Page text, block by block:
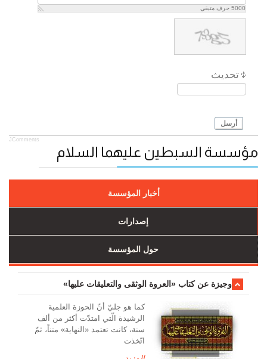
5000 حرف متبقي
تحديث
أرسل
JComments
مؤسسة السبطين عليهما السلام
أخبار المؤسسة
إصدارات
حول المؤسسة
وجیزة عن کتاب «العروة الوثقی والتعلیقات علیها»
کما هو جليّ أنّ الحوزة العلمیة
الرشیدة الّتي امتدّت أكثر من ألف
سنة، كانت تعتمد «النهاية» متناً، ثمّ
اتّخذت